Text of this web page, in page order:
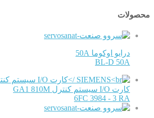
محصولات
درایو اوکوما 50A
BL-D 50A
کارت I/O سیستم کنترل GA1 810M
6FC 3984 - 3 RA